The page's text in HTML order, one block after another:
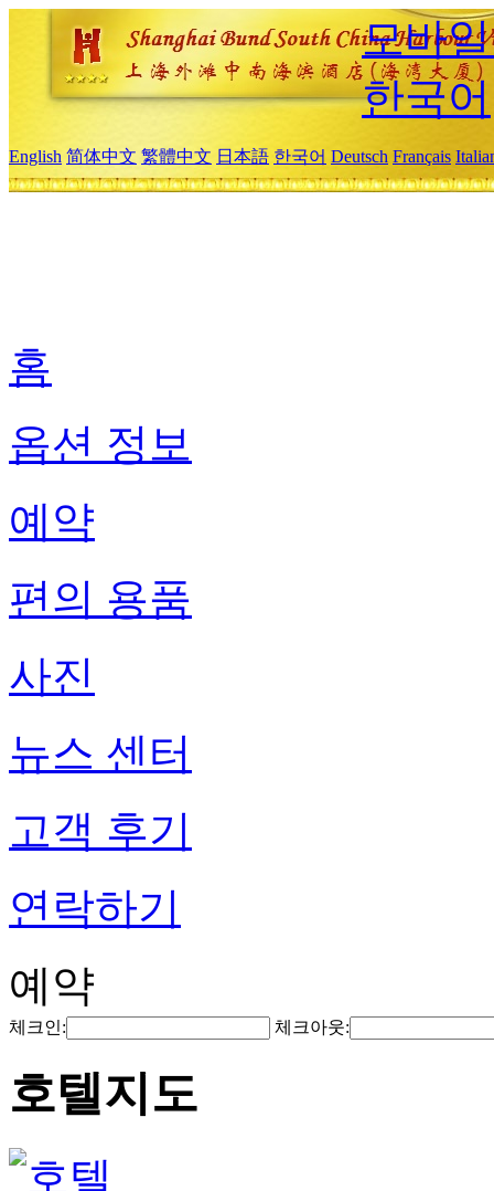
모바
한국어
English 简体中文 繁體中文 日本語 한국어 Deutsch Français
홈
옵션 정보
예약
편의 용품
사진
뉴스 센터
고객 후기
연락하기
예약
체크인: 체크아웃:
호텔지도